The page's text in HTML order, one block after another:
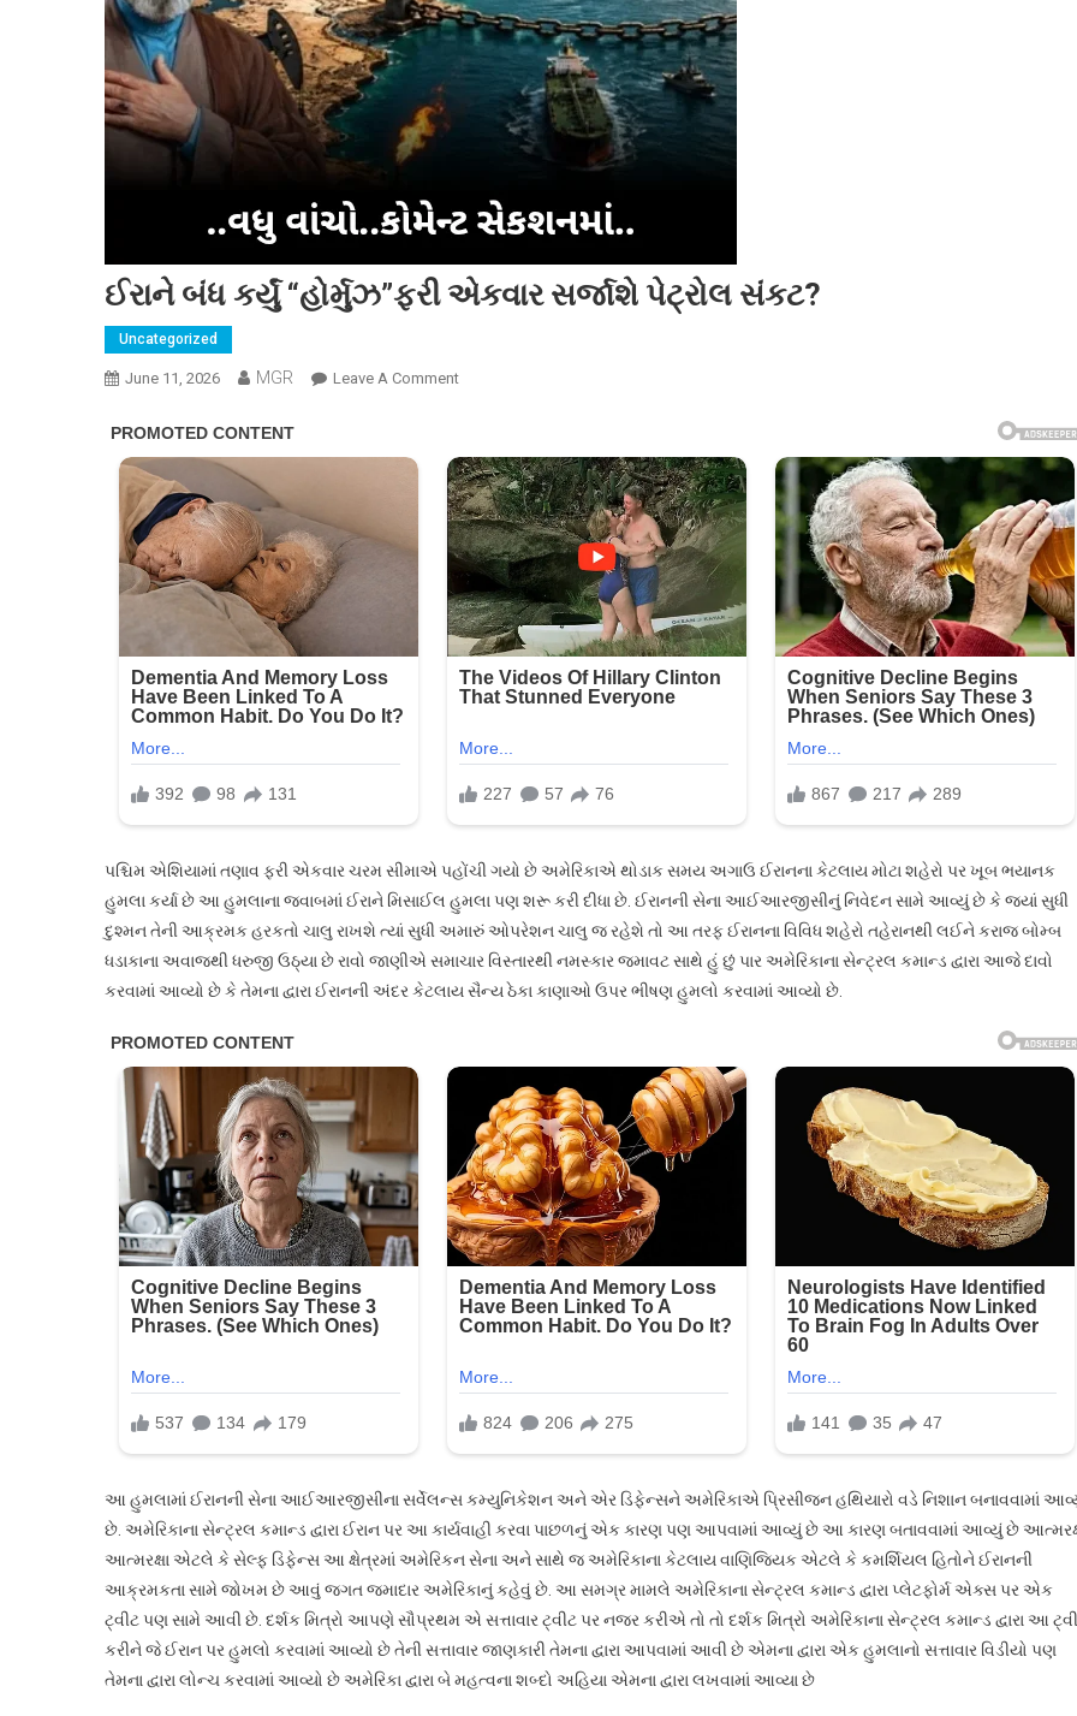
ઈરાને બંધ કર્યું “હોર્મુઝ”ફરી એકવાર સર્જાશે પેટ્રોલ સંકટ?
Uncategorized
June 11, 2026 MGR Leave A CommentOn
કર્યું
“હોર્મુઝ”ફરી
એકવાર
સર્જાશે
પેટ્રોલ
સંકટ?
પશ્ચિમ એશિયામાં તણાવ ફરી એકવાર ચરમ સીમાએ પહોંચી ગયો છે અમેરિકાએ થોડાક સમય અગાઉ ઈરાનના કેટલાય મોટા શહેરો પર ખૂબ ભયાનક
હુમલા કર્યા છે આ હુમલાના જવાબમાં ઈરાને મિસાઈલ હુમલા પણ શરૂ કરી દીધા છે. ઈરાનની સેના આઈઆરજીસીનું નિવેદન સામે આવ્યું છે કે જ્યાં સુધી
દુશ્મન તેની આક્રમક હરકતો ચાલુ રાખશે ત્યાં સુધી અમારું ઓપરેશન ચાલુ જ રહેશે તો આ તરફ ઈરાનના વિવિધ શહેરો તહેરાનથી લઈને કરાજ બોમ્બ
ધડાકાના અવાજથી ધરુજી ઉઠ્યા છે રાવો જાણીએ સમાચાર વિસ્તારથી નમસ્કાર જમાવટ સાથે હું છું પાર અમેરિકાના સેન્ટ્રલ કમાન્ડ દ્વારા આજે દાવો
કરવામાં આવ્યો છે કે તેમના દ્વારા ઈરાનની અંદર કેટલાય સૈન્ય ઠેકા કાણાઓ ઉપર ભીષણ હુમલો કરવામાં આવ્યો છે.
આ હુમલામાં ઈરાનની સેના આઈઆરજીસીના સર્વેલન્સ કમ્યુનિકેશન અને એર ડિફેન્સને અમેરિકાએ પ્રિસીજન હથિયારો વડે નિશાન બનાવવામાં
છે. અમેરિકાના સેન્ટ્રલ કમાન્ડ દ્વારા ઈરાન પર આ કાર્યવાહી કરવા પાછળનું એક કારણ પણ આપવામાં આવ્યું છે આ કારણ બતાવવામાં આવ્યું છે
આત્મરક્ષા એટલે કે સેલ્ફ ડિફેન્સ આ ક્ષેત્રમાં અમેરિકન સેના અને સાથે જ અમેરિકાના કેટલાય વાણિજ્યિક એટલે કે કમર્શિયલ હિતોને ઈરાનની
આક્રમકતા સામે જોખમ છે આવું જગત જમાદાર અમેરિકાનું કહેવું છે. આ સમગ્ર મામલે અમેરિકાના સેન્ટ્રલ કમાન્ડ દ્વારા પ્લેટફોર્મ એક્સ પર એક
ટ્વીટ પણ સામે આવી છે. દર્શક મિત્રો આપણે સૌપ્રથમ એ સત્તાવાર ટ્વીટ પર નજર કરીએ તો તો દર્શક મિત્રો અમેરિકાના સેન્ટ્રલ કમાન્ડ દ્વારા આ
કરીને જે ઈરાન પર હુમલો કરવામાં આવ્યો છે તેની સત્તાવાર જાણકારી તેમના દ્વારા આપવામાં આવી છે એમના દ્વારા એક હુમલાનો સત્તાવાર વિડીયો પણ
તેમના દ્વારા લોન્ચ કરવામાં આવ્યો છે અમેરિકા દ્વારા બે મહત્વના શબ્દો અહિયા એમના દ્વારા લખવામાં આવ્યા છે